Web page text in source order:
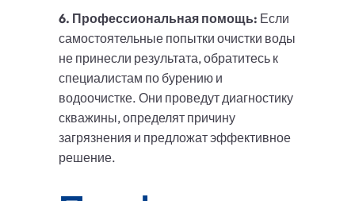
6. Профессиональная помощь: Если
самостоятельные попытки очистки воды
не принесли результата, обратитесь к
специалистам по бурению и
водоочистке. Они проведут диагностику
скважины, определят причину
загрязнения и предложат эффективное
решение.